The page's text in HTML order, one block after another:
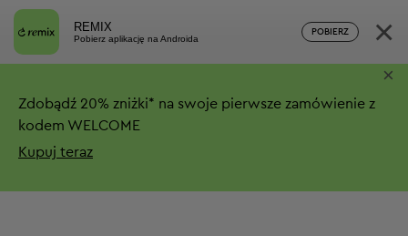
REMIX
Pobierz aplikację na Androida
POBIERZ ×
Zdobądź 20% zniżki* na swoje pierwsze zamówienie z
kodem WELCOME
Kupuj teraz
×